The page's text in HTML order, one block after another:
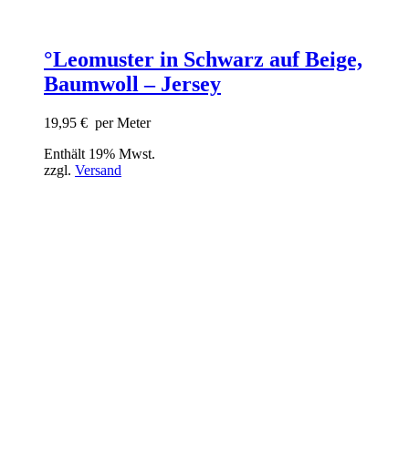
°Leomuster in Schwarz auf Beige,
Baumwoll – Jersey
19,95 € per Meter
Enthält 19% Mwst.
zzgl. Versand